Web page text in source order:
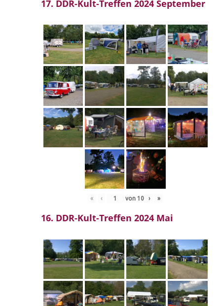
17. DDR-Kult-Treffen 2024 September
« ‹ von 10 › »
16. DDR-Kult-Treffen 2024 Mai